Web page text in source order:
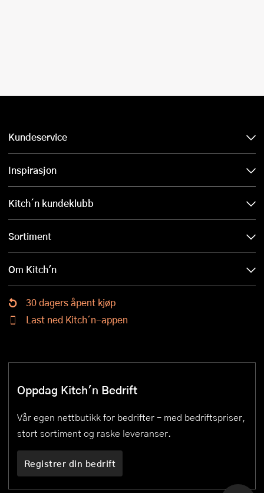
Kundeservice
Inspirasjon
Kitch´n kundeklubb
Sortiment
Om Kitch'n
30 dagers åpent kjøp
Last ned Kitch´n-appen
Oppdag Kitch'n Bedrift
Vår egen nettbutikk for bedrifter – med bedriftspriser,
stort sortiment og raske leveranser.
Registrer din bedrift